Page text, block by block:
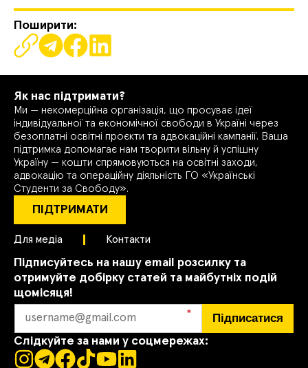
Поширити:
Як нас підтримати?
Ми — некомерційна організація, що просуває ідеї
індивідуальної та економічної свободи в Україні через
безоплатні освітні проєкти та адвокаційні кампанії. Ваша
підтримка допомагає нам творити вільну й успішну
Україну — кошти спрямовуються на освітні заходи,
адвокацію та операційну діяльність ГО «Українські
Студенти за Свободу».
ПІДТРИМАТИ
Для медіа Контакти
Підписуйтесь на нашу email розсилку та
отримуйте добірку статей та майбутніх подій
щомісяця!
* Підписатися
Слідкуйте за нами у соцмережах: